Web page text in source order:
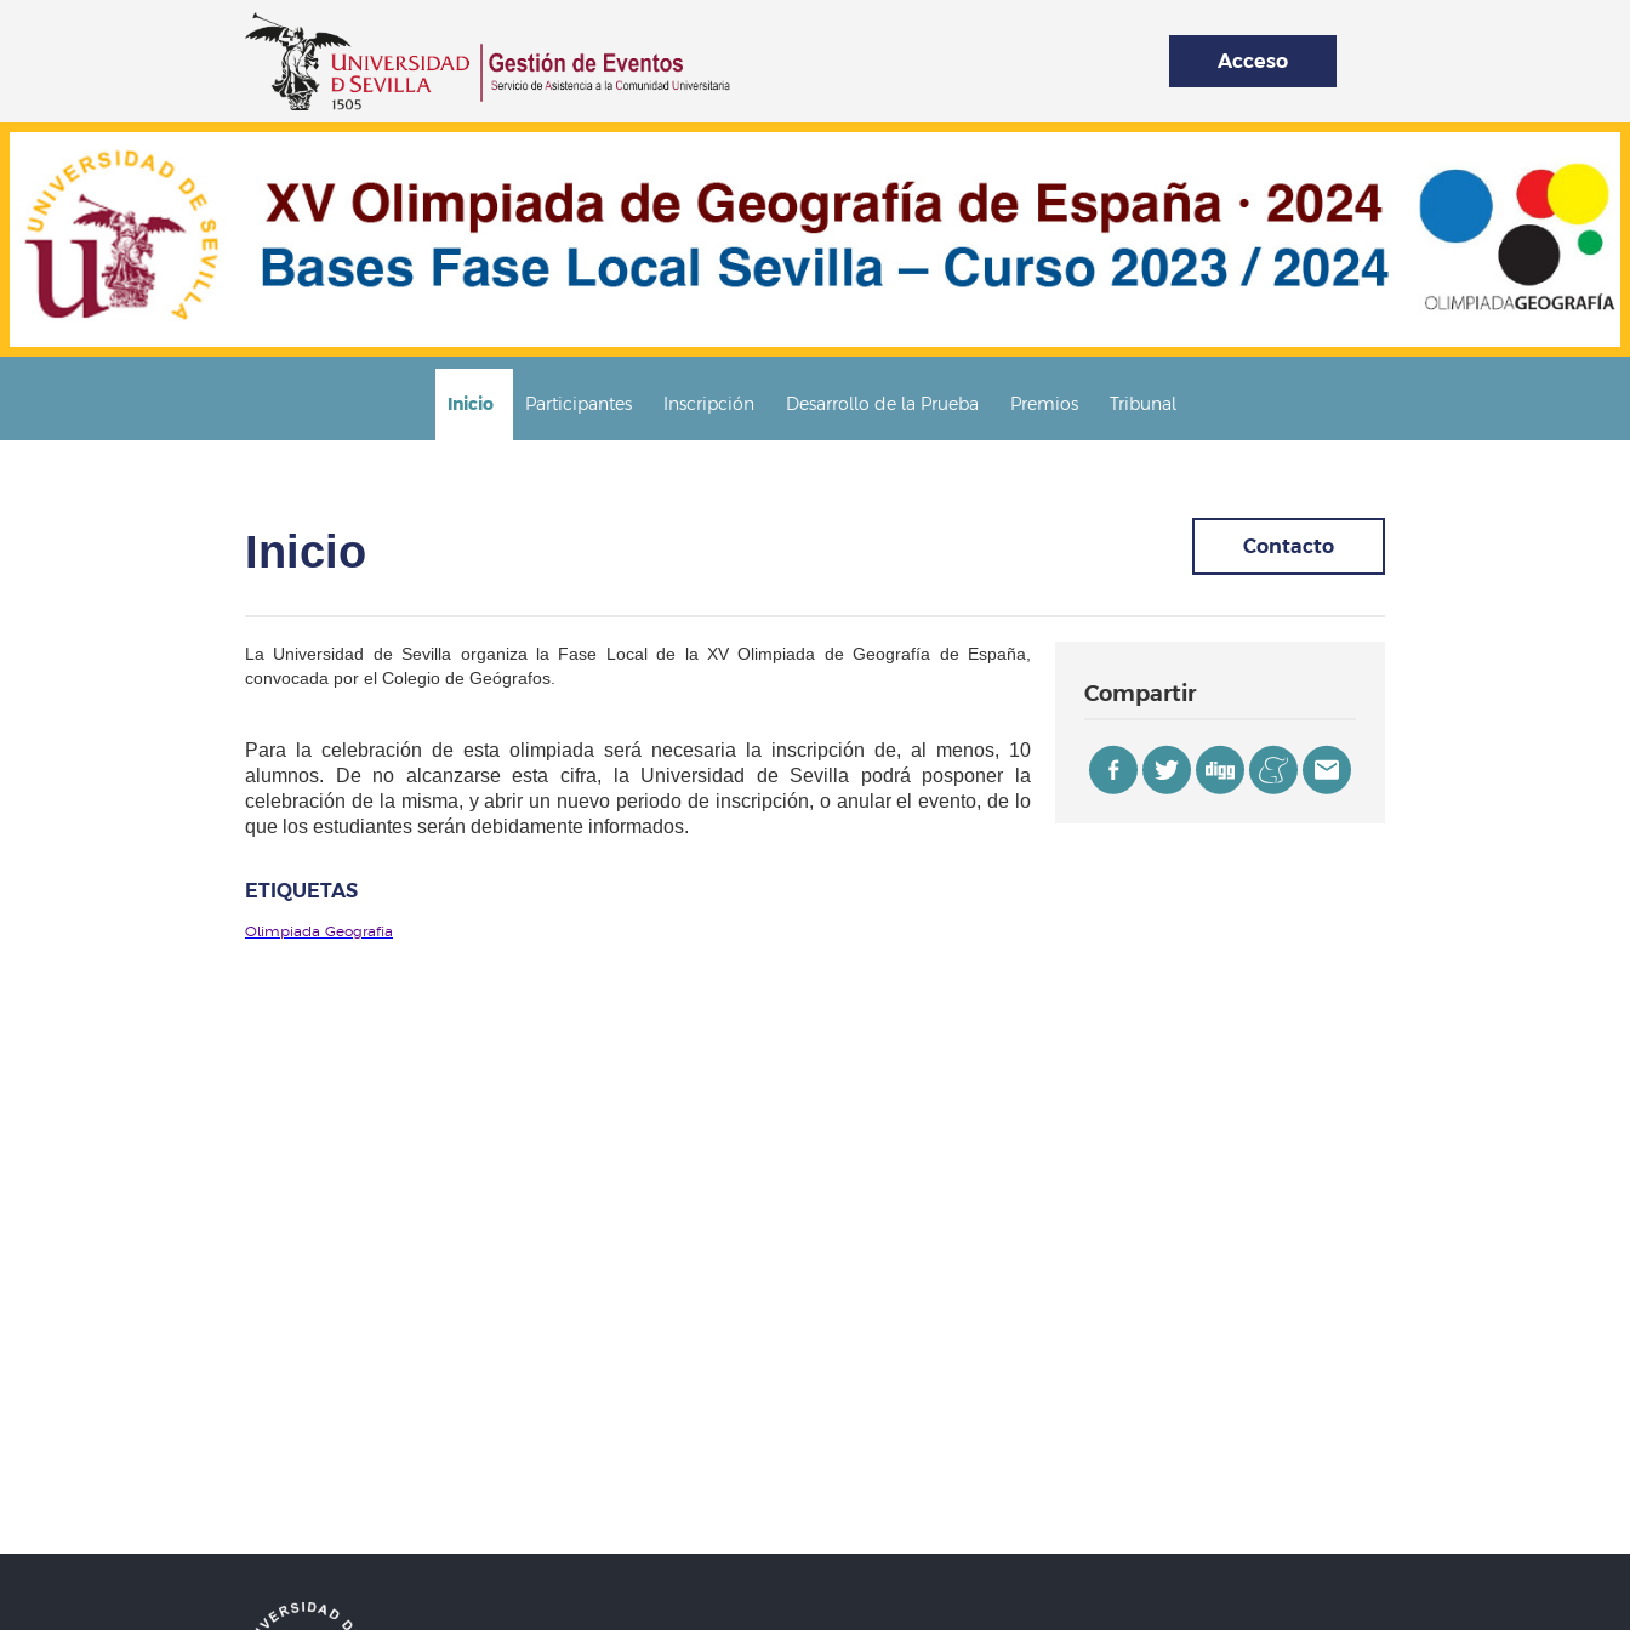
Acceso
Inicio Participantes Inscripción Desarrollo de la Prueba Premios Tribunal
Inicio Contacto
La Universidad de Sevilla organiza la Fase Local de la XV Olimpiada de Geografía de España,
convocada por el Colegio de Geógrafos.
Para la celebración de esta olimpiada será necesaria la inscripción de, al menos, 10
alumnos. De no alcanzarse esta cifra, la Universidad de Sevilla podrá posponer la
celebración de la misma, y abrir un nuevo periodo de inscripción, o anular el evento, de lo
que los estudiantes serán debidamente informados.
ETIQUETAS
Olimpiada Geografia
Compartir